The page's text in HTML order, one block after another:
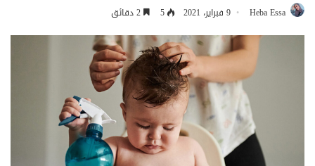
Heba Essa 9 فبراير، 2021 5